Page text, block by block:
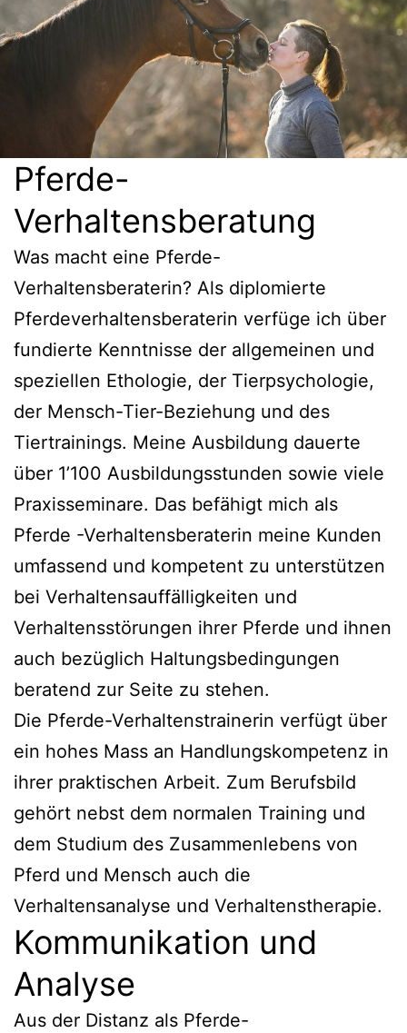
Pferde-
Verhaltensberatung
Was macht eine Pferde-
Verhaltensberaterin? Als diplomierte
Pferdeverhaltensberaterin verfüge ich über
fundierte Kenntnisse der allgemeinen und
speziellen Ethologie, der Tierpsychologie,
der Mensch-Tier-Beziehung und des
Tiertrainings. Meine Ausbildung dauerte
über 1’100 Ausbildungsstunden sowie viele
Praxisseminare. Das befähigt mich als
Pferde -Verhaltensberaterin meine Kunden
umfassend und kompetent zu unterstützen
bei Verhaltensauffälligkeiten und
Verhaltensstörungen ihrer Pferde und ihnen
auch bezüglich Haltungsbedingungen
beratend zur Seite zu stehen.
Die Pferde-Verhaltenstrainerin verfügt über
ein hohes Mass an Handlungskompetenz in
ihrer praktischen Arbeit. Zum Berufsbild
gehört nebst dem normalen Training und
dem Studium des Zusammenlebens von
Pferd und Mensch auch die
Verhaltensanalyse und Verhaltenstherapie.
Kommunikation und
Analyse
Aus der Distanz als Pferde-